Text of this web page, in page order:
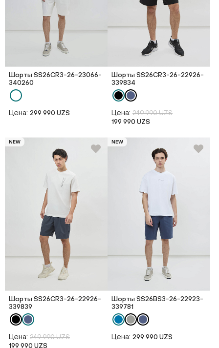
Шорты SS26CR3-26-23066-
340260
Цена: 299 990 UZS
Шорты SS26CR3-26-22926-
339834
Цена: 249 990 UZS
199 990 UZS
NEW
Шорты SS26CR3-26-22926-
339839
Цена: 249 990 UZS
199 990 UZS
NEW
Шорты SS26BS3-26-22923-
339781
Цена: 299 990 UZS